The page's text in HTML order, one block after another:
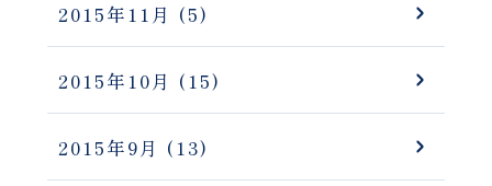
2015年11月 (5)
2015年10月 (15)
2015年9月 (13)